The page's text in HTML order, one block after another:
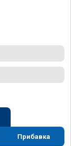
Прибавка